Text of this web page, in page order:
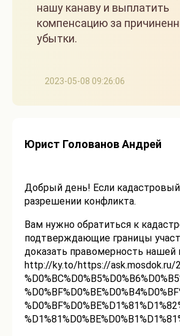
2023-05-08 09:26:06
нашу канаву и выплатить
компенсацию за
убытки.
Юрист Голованов Андрей
Добрый день! Если
разрешении конфликта.
Вам нужно обратиться к
подтверждающие границы
доказать правомерность нашей
http://ky.to/https://ask.mosdok.ru/